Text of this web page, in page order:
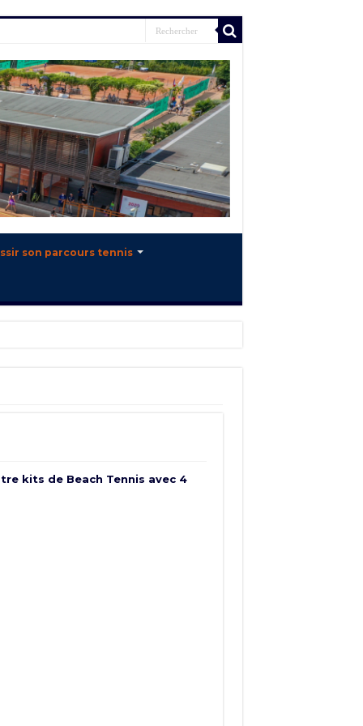
son parcours tennis
kits de Beach Tennis avec 4